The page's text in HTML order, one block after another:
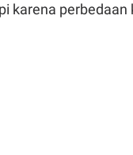
karena perbedaan